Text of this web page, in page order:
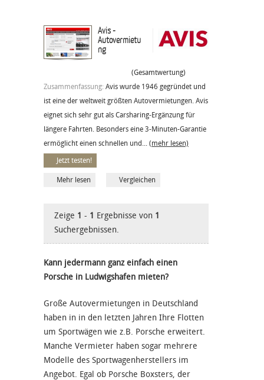
Avis -
Autovermietu
ng
(Gesamtwertung)
Zusammenfassung: Avis wurde 1946 gegründet und
ist eine der weltweit größten Autovermietungen. Avis
eignet sich sehr gut als Carsharing-Ergänzung für
längere Fahrten. Besonders eine 3-Minuten-Garantie
ermöglicht einen schnellen und... (mehr lesen)
Jetzt testen!
Mehr lesen Vergleichen
Zeige 1 - 1 Ergebnisse von 1
Suchergebnissen.
Kann jedermann ganz einfach einen
Porsche in Ludwigshafen mieten?
Große Autovermietungen in Deutschland
haben in in den letzten Jahren Ihre Flotten
um Sportwägen wie z.B. Porsche erweitert.
Manche Vermieter haben sogar mehrere
Modelle des Sportwagenherstellers im
Angebot. Egal ob Porsche Boxsters, der